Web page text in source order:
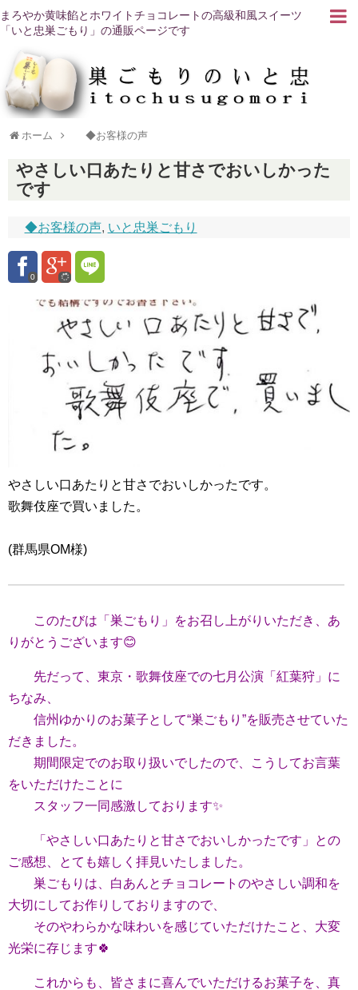
まろやか黄味餡とホワイトチョコレートの高級和風スイーツ
「いと忠巣ごもり」の通販ページです
ホーム ◆お客様の声
やさしい口あたりと甘さでおいしかった
です
◆お客様の声, いと忠巣ごもり
0
やさしい口あたりと甘さでおいしかったです。
歌舞伎座で買いました。
(群馬県OM様)
このたびは「巣ごもり」をお召し上がりいただき、あ
りがとうございます😊
先だって、東京・歌舞伎座での七月公演「紅葉狩」に
ちなみ、
信州ゆかりのお菓子として“巣ごもり”を販売させていた
だきました。
期間限定でのお取り扱いでしたので、こうしてお言葉
をいただけたことに
スタッフ一同感激しております✨
「やさしい口あたりと甘さでおいしかったです」との
ご感想、とても嬉しく拝見いたしました。
巣ごもりは、白あんとチョコレートのやさしい調和を
大切にしてお作りしておりますので、
そのやわらかな味わいを感じていただけたこと、大変
光栄に存じます🍀
これからも、皆さまに喜んでいただけるお菓子を、真